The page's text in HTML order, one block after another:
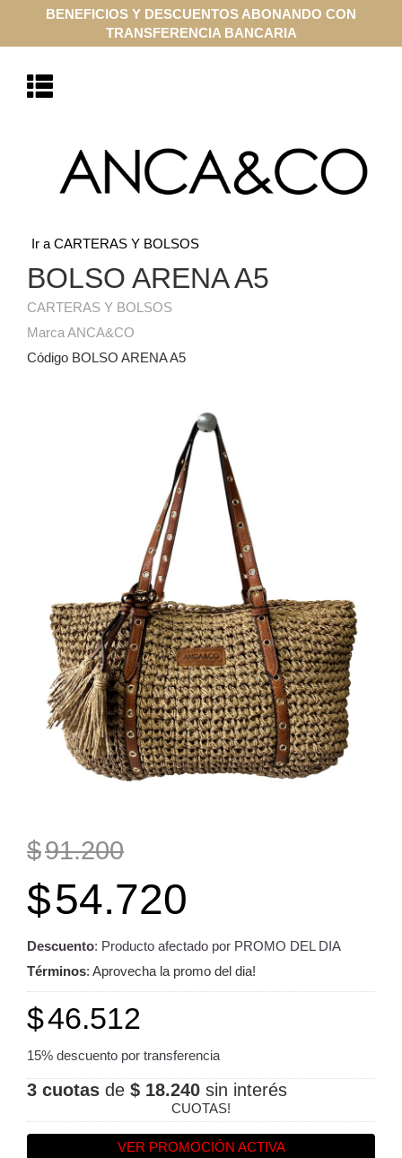
BENEFICIOS Y DESCUENTOS ABONANDO CON
TRANSFERENCIA BANCARIA
Ir a CARTERAS Y BOLSOS
BOLSO ARENA A5
CARTERAS Y BOLSOS
Marca ANCA&CO
Código BOLSO ARENA A5
$91.200
$54.720
Descuento: Producto afectado por PROMO DEL DIA
Términos: Aprovecha la promo del dia!
$46.512
15% descuento por transferencia
3 cuotas de $ 18.240 sin interés
CUOTAS!
VER PROMOCIÓN ACTIVA